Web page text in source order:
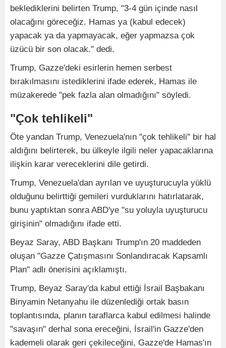
beklediklerini belirten Trump, "3-4 gün içinde nasıl
olacağını göreceğiz. Hamas ya (kabul edecek)
yapacak ya da yapmayacak, eğer yapmazsa çok
üzücü bir son olacak." dedi.
Trump, Gazze'deki esirlerin hemen serbest
bırakılmasını istediklerini ifade ederek, Hamas ile
müzakerede "pek fazla alan olmadığını" söyledi.
"Çok tehlikeli"
Öte yandan Trump, Venezuela'nın "çok tehlikeli" bir hal
aldığını belirterek, bu ülkeyle ilgili neler yapacaklarına
ilişkin karar vereceklerini dile getirdi.
Trump, Venezuela'dan ayrılan ve uyuşturucuyla yüklü
olduğunu belirttiği gemileri vurduklarını hatırlatarak,
bunu yaptıktan sonra ABD'ye "su yoluyla uyuşturucu
girişinin" olmadığını ifade etti.
Beyaz Saray, ABD Başkanı Trump'ın 20 maddeden
oluşan "Gazze Çatışmasını Sonlandıracak Kapsamlı
Plan" adlı önerisini açıklamıştı.
Trump, Beyaz Saray'da kabul ettiği İsrail Başbakanı
Binyamin Netanyahu ile düzenlediği ortak basın
toplantısında, planın taraflarca kabul edilmesi halinde
"savaşın" derhal sona ereceğini, İsrail'in Gazze'den
kademeli olarak geri çekileceğini, Gazze'de Hamas'ın